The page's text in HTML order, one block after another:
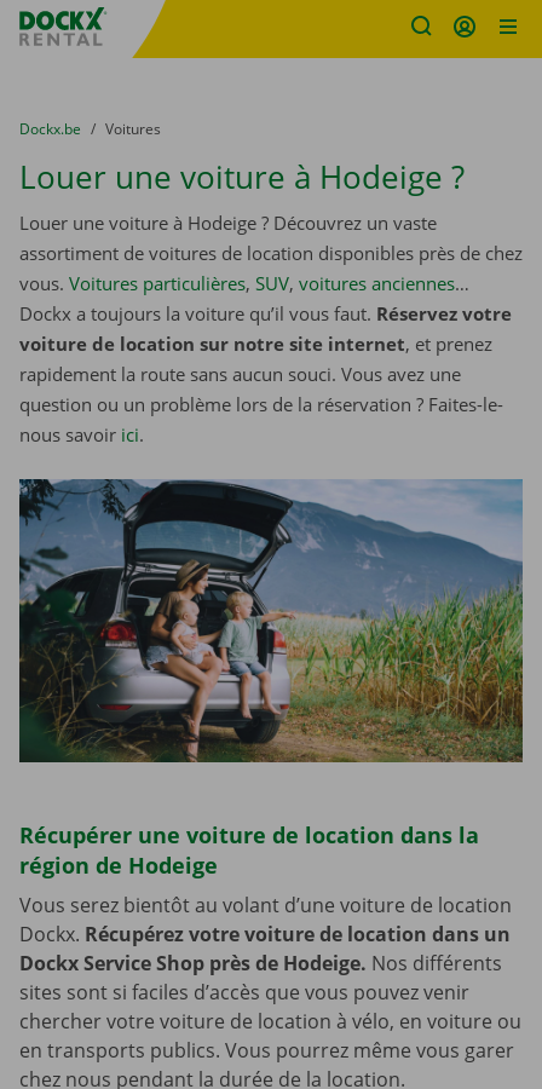
sitename
You are here:
du
Dockx.be to
Voitures
Louer une voiture à Hodeige ?
Louer une voiture à Hodeige ? Découvrez un vaste
assortiment de voitures de location disponibles près de chez
vous. Voitures particulières, SUV, voitures anciennes…
Dockx a toujours la voiture qu’il vous faut. Réservez votre
voiture de location sur notre site internet, et prenez
rapidement la route sans aucun souci. Vous avez une
question ou un problème lors de la réservation ? Faites-le-
nous savoir ici.
Récupérer une voiture de location dans la
région de Hodeige
Vous serez bientôt au volant d’une voiture de location
Dockx. Récupérez votre voiture de location dans un
Dockx Service Shop près de Hodeige. Nos différents
sites sont si faciles d’accès que vous pouvez venir
chercher votre voiture de location à vélo, en voiture ou
en transports publics. Vous pourrez même vous garer
chez nous pendant la durée de la location.